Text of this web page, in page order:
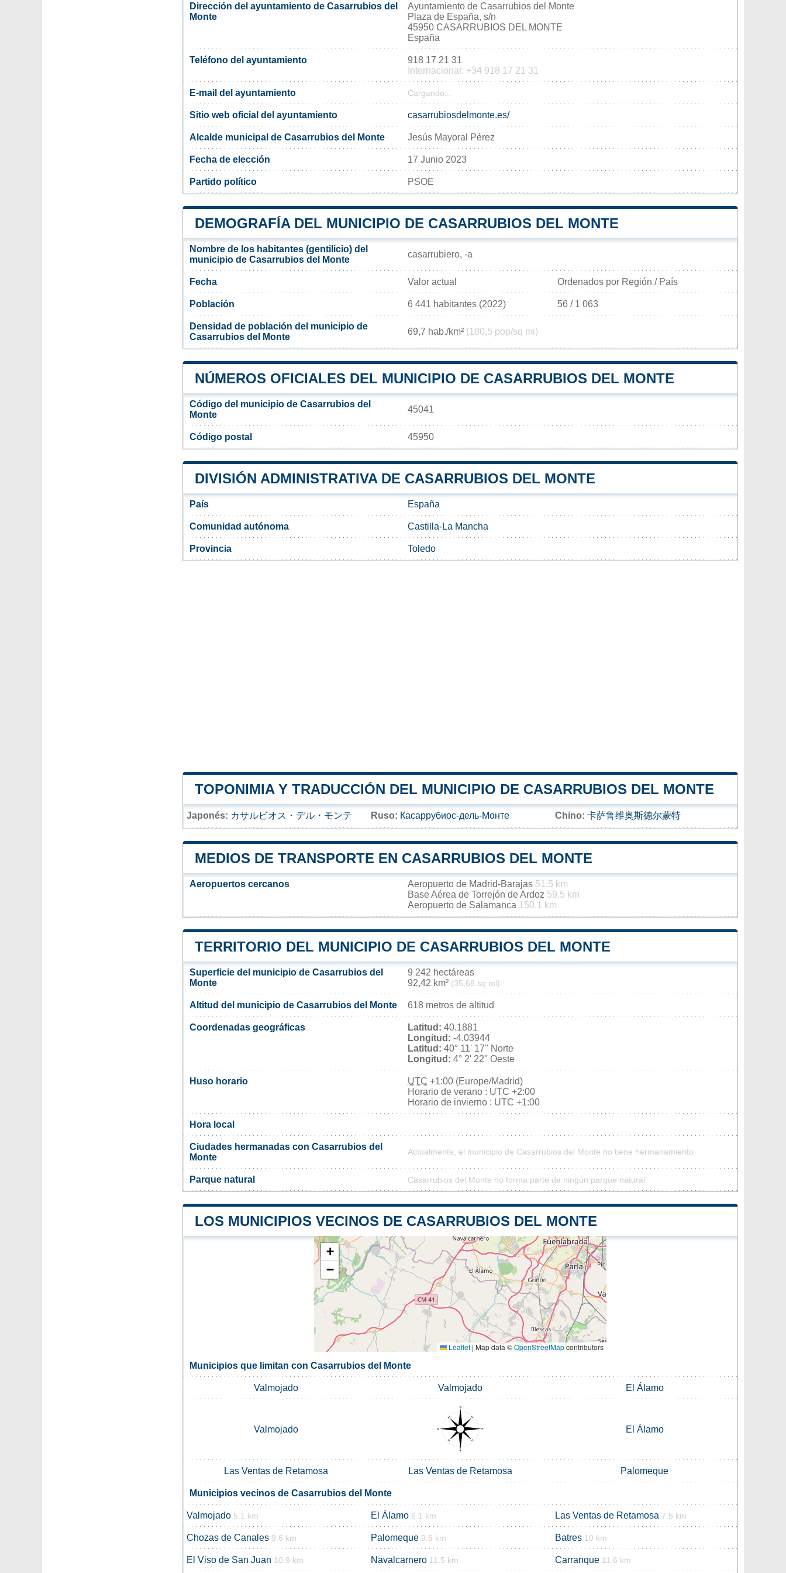
Dirección del ayuntamiento de Casarrubios del
Monte
Ayuntamiento de Casarrubios del Monte
Plaza de España, s/n
45950 CASARRUBIOS DEL MONTE
España
Teléfono del ayuntamiento
918 17 21 31
Internacional: +34 918 17 21 31
E-mail del ayuntamiento Cargando...
Sitio web oficial del ayuntamiento casarrubiosdelmonte.es/
Alcalde municipal de Casarrubios del Monte Jesús Mayoral Pérez
Fecha de elección 17 Junio 2023
Partido político PSOE
DEMOGRAFÍA DEL MUNICIPIO DE CASARRUBIOS DEL MONTE
Nombre de los habitantes (gentilicio) del
municipio de Casarrubios del Monte
casarrubiero, -a
Fecha Valor actual Ordenados por Región / País
Población 6 441 habitantes (2022) 56 / 1 063
Densidad de población del municipio de
Casarrubios del Monte
69,7 hab./km² (180,5 pop/sq mi)
NÚMEROS OFICIALES DEL MUNICIPIO DE CASARRUBIOS DEL MONTE
Código del municipio de Casarrubios del
Monte
45041
Código postal 45950
DIVISIÓN ADMINISTRATIVA DE CASARRUBIOS DEL MONTE
País España
Comunidad autónoma Castilla-La Mancha
Provincia Toledo
TOPONIMIA Y TRADUCCIÓN DEL MUNICIPIO DE CASARRUBIOS DEL MONTE
Japonés: カサルビオス・デル・モンテ Ruso: Касаррубиос-дель-Монте Chino: 卡萨鲁维奥斯德尔蒙特
MEDIOS DE TRANSPORTE EN CASARRUBIOS DEL MONTE
Aeropuertos cercanos Aeropuerto de Madrid-Barajas 51.5 km
Base Aérea de Torrejón de Ardoz 59.5 km
Aeropuerto de Salamanca 150.1 km
TERRITORIO DEL MUNICIPIO DE CASARRUBIOS DEL MONTE
Superficie del municipio de Casarrubios del
Monte
9 242 hectáreas
92,42 km² (35,68 sq mi)
Altitud del municipio de Casarrubios del Monte 618 metros de altitud
Coordenadas geográficas Latitud: 40.1881
Longitud: -4.03944
Latitud: 40° 11' 17'' Norte
Longitud: 4° 2' 22'' Oeste
Huso horario UTC +1:00 (Europe/Madrid)
Horario de verano : UTC +2:00
Horario de invierno : UTC +1:00
Hora local
Ciudades hermanadas con Casarrubios del
Monte
Actualmente, el municipio de Casarrubios del Monte no tiene hermanamiento
Parque natural Casarrubios del Monte no forma parte de ningún parque natural
LOS MUNICIPIOS VECINOS DE CASARRUBIOS DEL MONTE
+
−
Leaflet | Map data ©OpenStreetMapcontributors
Municipios que limitan con Casarrubios del Monte
Valmojado Valmojado El Álamo
Valmojado El Álamo
Las Ventas de Retamosa Las Ventas de Retamosa Palomeque
Municipios vecinos de Casarrubios del Monte
Valmojado 5.1 km El Álamo 6.1 km Las Ventas de Retamosa 7.5 km
Chozas de Canales 9.6 km Palomeque 9.6 km Batres 10 km
El Viso de San Juan 10.9 km Navalcarnero 11.5 km Carranque 11.6 km